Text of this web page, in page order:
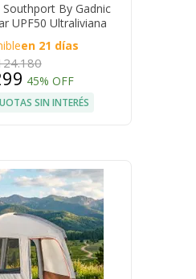
By Gadnic
UPF50 Ultraliviana
Camping Portátil
en 21 días
45% OFF
SIN INTERÉS